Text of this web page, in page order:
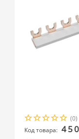
(0)
Код товара: